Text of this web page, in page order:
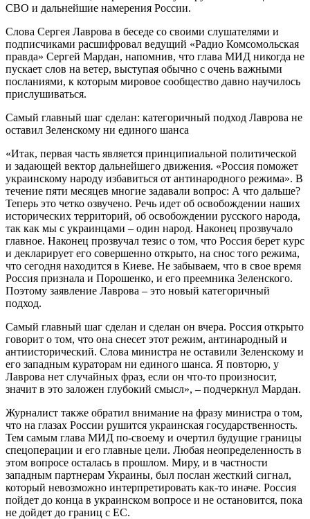
СВО и дальнейшие намерения России.
Слова Сергея Лаврова в беседе со своими слушателями и
подписчиками расшифровал ведущий «Радио Комсомольская
правда» Сергей Мардан, напомнив, что глава МИД никогда не
пускает слов на ветер, выступая обычно с очень важными
посланиями, к которым мировое сообщество давно научилось
прислушиваться.
Самый главный шаг сделан: категоричный подход Лаврова не
оставил Зеленскому ни единого шанса
«Итак, первая часть является принципиальной политической
и задающей вектор дальнейшего движения. «Россия поможет
украинскому народу избавиться от антинародного режима». В
течение пяти месяцев многие задавали вопрос: А что дальше?
Теперь это четко озвучено. Речь идет об освобождении наших
исторических территорий, об освобождении русского народа,
так как мы с украинцами – один народ. Наконец прозвучало
главное. Наконец прозвучал тезис о том, что Россия берет курс
и декларирует его совершенно открыто, на снос того режима,
что сегодня находится в Киеве. Не забываем, что в свое время
Россия признала и Порошенко, и его преемника Зеленского.
Поэтому заявление Лаврова – это новый категоричный
подход.
Самый главный шаг сделан и сделан он вчера. Россия открыто
говорит о том, что она снесет этот режим, антинародный и
антиисторический. Слова министра не оставили Зеленскому и
его западным кураторам ни единого шанса. Я повторю, у
Лаврова нет случайных фраз, если он что-то произносит,
значит в это заложен глубокий смысл», – подчеркнул Мардан.
Журналист также обратил внимание на фразу министра о том,
что на глазах России рушится украинская государственность.
Тем самым глава МИД по-своему и очертил будущие границы
спецоперации и его главные цели. Любая неопределенность в
этом вопросе осталась в прошлом. Миру, и в частности
западным партнерам Украины, был послан жесткий сигнал,
который невозможно интерпретировать как-то иначе. Россия
пойдет до конца в украинском вопросе и не остановится, пока
не дойдет до границ с ЕС.